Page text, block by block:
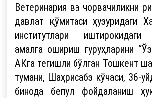
Ветеринария ва чорвачиликни
давлат қўмитаси ҳузуридаги
институтлари иштирокидаги
амалга ошириш гуруҳларини
АКга тегишли бўлган Тошкент
тумани, Шаҳрисабз кўчаси, 36-
бинода бепул фойдаланиш